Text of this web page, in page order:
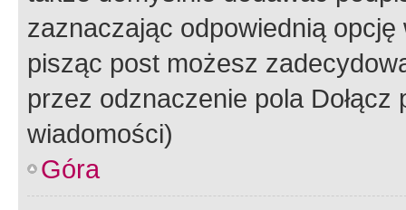
zaznaczając odpowiednią
pisząc post możesz
przez odznaczenie pola
wiadomości)
Góra